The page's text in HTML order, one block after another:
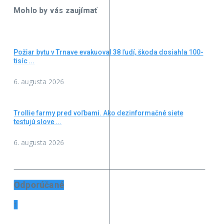
Mohlo by vás zaujímať
Požiar bytu v Trnave evakuoval 38 ľudí, škoda dosiahla 100-
tisíc ...
6. augusta 2026
Trollie farmy pred voľbami. Ako dezinformačné siete
testujú slove ...
6. augusta 2026
Odporúčané
1